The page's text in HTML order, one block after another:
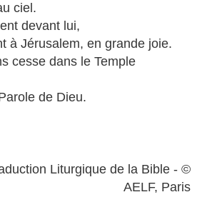
ciel.
devant lui,
à Jérusalem, en grande joie.
cesse dans le Temple
de Dieu.
Liturgique de la Bible - ©
AELF, Paris